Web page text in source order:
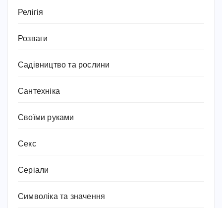
Релігія
Розваги
Садівництво та рослини
Сантехніка
Своїми руками
Секс
Серіали
Символіка та значення